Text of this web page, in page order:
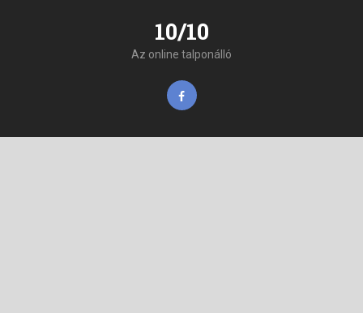
10/10
Az online talponálló